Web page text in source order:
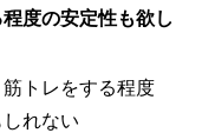
程度の安定性も欲し
トレをする程度
れない